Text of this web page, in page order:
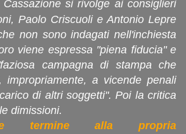
si rivolge ai consiglieri
Paolo Criscuoli e Antonio Lepre
non sono indagati nell'inchiesta
viene espressa "piena fiducia" e
campagna di stampa che
a vicende penali
di altri soggetti". Poi la critica
dimissioni.
termine alla propria